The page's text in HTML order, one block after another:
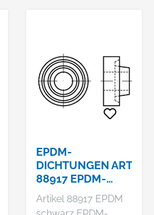
EPDM-
DICHTUNGEN ART
88917 EPDM-
DICHTUNGEN
FÜR STOCKSCHR.
Artikel 88917 EPDM